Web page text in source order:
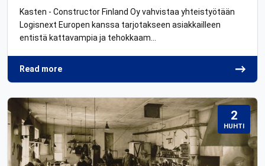
Kasten - Constructor Finland Oy vahvistaa yhteistyötään
Logisnext Europen kanssa tarjotakseen asiakkailleen
entistä kattavampia ja tehokkaam…
Read more
2
HUHTI